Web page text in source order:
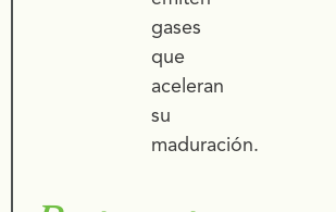
gases
que
aceleran
su
maduración.